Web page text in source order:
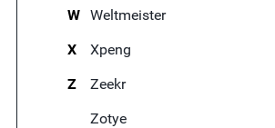
W Weltmeister
X
Xpeng
Z
Zeekr
Zotye